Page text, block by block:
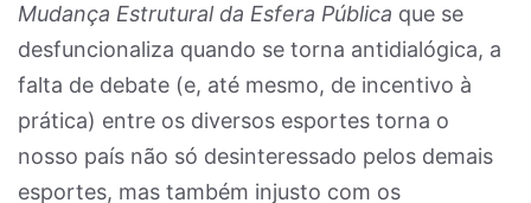
Mudança Estrutural da Esfera Pública que se
desfuncionaliza quando se torna antidialógica, a
falta de debate (e, até mesmo, de incentivo à
prática) entre os diversos esportes torna o
nosso país não só desinteressado pelos demais
esportes, mas também injusto com os